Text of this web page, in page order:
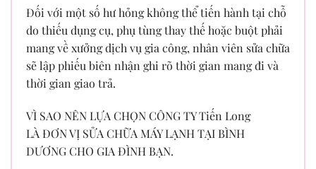
Đối với một số hư hỏng không thể tiến hành tại chỗ
do thiếu dụng cụ, phụ tùng thay thế hoặc buột phải
mang về xưởng dịch vụ gia công, nhân viên sửa chữa
sẽ lập phiếu biên nhận ghi rõ thời gian mang đi và
thời gian giao trả.
VÌ SAO NÊN LỰA CHỌN CÔNG TY Tiến Long
LÀ ĐƠN VỊ SỬA CHỮA MÁY LẠNH TẠI BÌNH
DƯƠNG CHO GIA ĐÌNH BẠN.